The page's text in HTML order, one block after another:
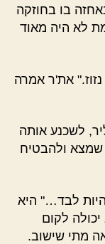
בו בחוזקה
לא היה מאוד
את'ר אמרה
לשכנע אותה
ולהבטיח
לבד…" היא
לקום
מתי שישוב.